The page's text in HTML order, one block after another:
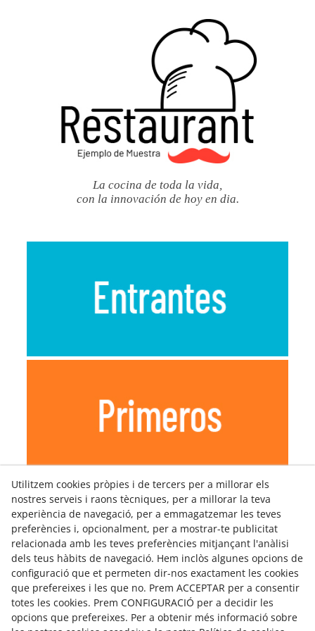
La cocina de toda la vida,
con la innovación de hoy en dia.
Utilitzem cookies pròpies i de tercers per a millorar els
nostres serveis i raons tècniques, per a millorar la teva
experiència de navegació, per a emmagatzemar les teves
preferències i, opcionalment, per a mostrar-te publicitat
relacionada amb les teves preferències mitjançant l'anàlisi
dels teus hàbits de navegació. Hem inclòs algunes opcions de
configuració que et permeten dir-nos exactament les cookies
que prefereixes i les que no. Prem ACCEPTAR per a consentir
totes les cookies. Prem CONFIGURACIÓ per a decidir les
opcions que prefereixes. Per a obtenir més informació sobre